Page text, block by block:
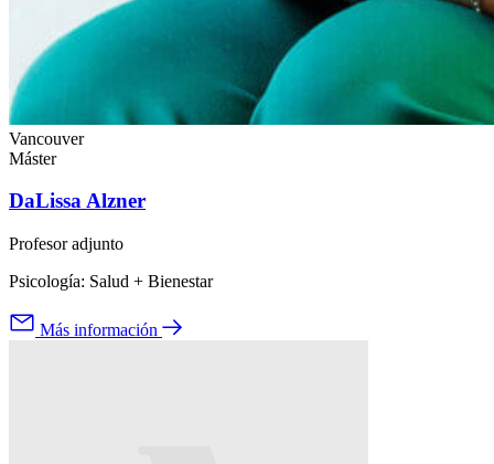
Vancouver
Máster
DaLissa Alzner
Profesor adjunto
Psicología: Salud + Bienestar
Más información